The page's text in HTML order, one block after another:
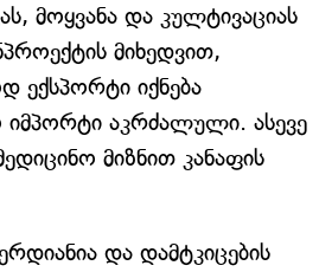
მოყვანა და კულტივაციას
მიხედვით,
ექსპორტი იქნება
აკრძალული. ასევე
მიზნით კანაფის
და დამტკიცების